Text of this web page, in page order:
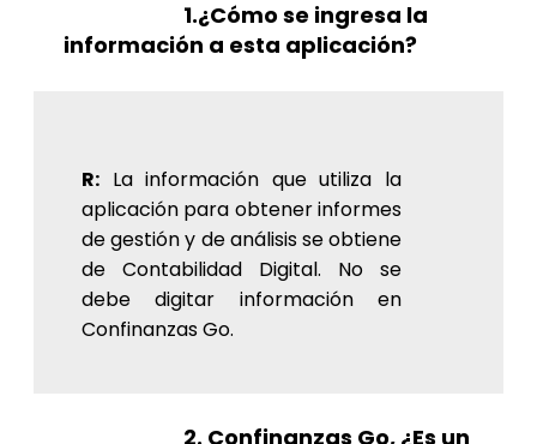
1.¿Cómo se ingresa la
información a esta aplicación?
R: La información que utiliza la
aplicación para obtener informes
de gestión y de análisis se obtiene
de Contabilidad Digital. No se
debe digitar información en
Confinanzas Go.
2. Confinanzas Go, ¿Es un